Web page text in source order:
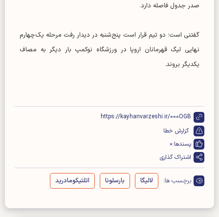
صدر جدول فاصله دارد.
گفتنی است؛ دو تیم قرار است پنج‌شنبه در دیدار رفت مرحله یک‌چهارم
نهایی لیگ قهرمانان اروپا در ورزشگاه نوکمپ بار دیگر به مصاف
یکدیگر بروند.
https://kayhanvarzeshi.ir/000OGB
گزارش خطا
پسندها:0
اشتراک گذاری
برچسب ها: لالیگا بارسلونا اتلتیکومادرید